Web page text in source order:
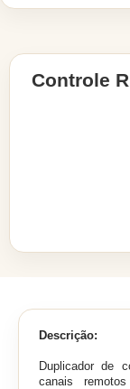
Controle
Descrição:
Duplicador de
canais